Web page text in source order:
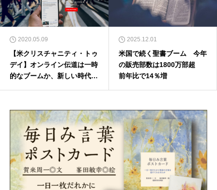
2020.05.09
【米クリスチャニティ・トゥ
デイ】オンライン伝道は一時
的なブームか、新しい時代の
2025.12.01
米国で続く聖書ブーム 今年
の販売部数は1800万部超
前年比で14％増